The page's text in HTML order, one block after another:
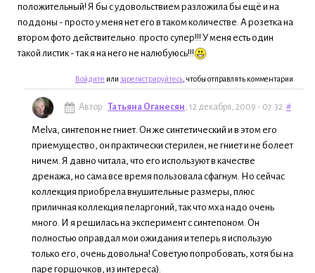
положительный! Я бы с удовольствием разложила бы ещё и на
поддоны - просто у меня нет его в таком количестве. А розетка на
втором фото действительно. просто супер!!! У меня есть один
такой листик - так я на него не налюбуюсь!!!
Войдите или зарегистрируйтесь , чтобы отправлять комментарии
Автор: Татьяна Оганесян, 12 декабря, 2009 - 07:32 #
Melva, синтепон не гниет. Он же синтетический и в этом его
приемущество, он практически стерилен, не гниет и не болеет
ничем. Я давно читала, что его используют в качестве
дренажа, но сама все время пользовала сфагнум. Но сейчас
коллекция приобрела внушительные размеры, плюс
приличная коллекция пеларгоний, так что мха надо очень
много. И я решилась на эксперимент с синтепоном. Он
полностью оправдал мои ожидания и теперь я использую
только его, очень довольна! Советую попробовать, хотя бы на
паре горшочков, из интереса).